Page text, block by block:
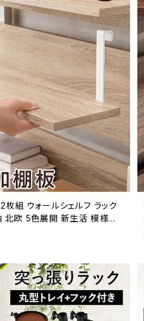
組 ウォールシェルフ ラック
北欧 5色展開 新生活 模様替